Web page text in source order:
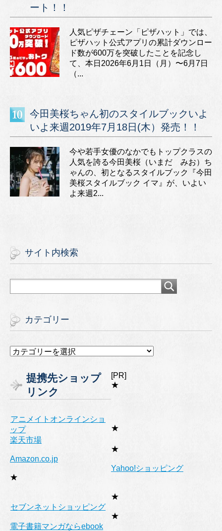
ート！！
人気ピザチェーン「ピザハット」では、
ピザハット公式アプリの累計ダウンロー
ド数が600万を突破したことを記念し
て、本日2026年6月1日（月）〜6月7日
（...
今田美桜ちゃん初のスタイルブックいよ
いよ来週2019年7月18日(木）発売！！
今や若手女優のなかでもトップクラスの
人気を誇る今田美桜（いまだ みお）ち
ゃんの、初となるスタイルブック『今田
美桜スタイルブック イマ』が、いよい
よ来週2...
サイト内検索
カテゴリー
カ
リ
ー
提携先ショップ
リンク
[PR]
★
アニメイトオンラインショ
ップ
★
楽天市場
★
Amazon.co.jp
★
Yahoo!ショッピング
★
セブンネットショッピング
★
電子書籍マンガならebook